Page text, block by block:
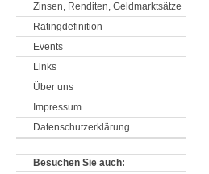
Zinsen, Renditen, Geldmarktsätze
Ratingdefinition
Events
Links
Über uns
Impressum
Datenschutzerklärung
Besuchen Sie auch: